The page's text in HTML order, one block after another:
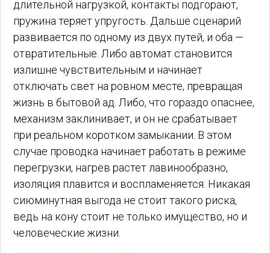
длительной нагрузкой, контакты подгорают,
пружина теряет упругость. Дальше сценарий
развивается по одному из двух путей, и оба —
отвратительные. Либо автомат становится
излишне чувствительным и начинает
отключать свет на ровном месте, превращая
жизнь в бытовой ад. Либо, что гораздо опаснее,
механизм заклинивает, и он не срабатывает
при реальном коротком замыкании. В этом
случае проводка начинает работать в режиме
перегрузки, нагрев растет лавинообразно,
изоляция плавится и воспламеняется. Никакая
сиюминутная выгода не стоит такого риска,
ведь на кону стоит не только имущество, но и
человеческие жизни.